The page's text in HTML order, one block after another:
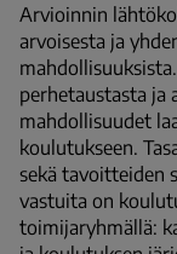
Arvioinnin
arvoisesta ja
perhetaustasta ja
mahdollisuudet
koulutukseen.
sekä tavoitteiden
vastuita on
toimijaryhmällä: